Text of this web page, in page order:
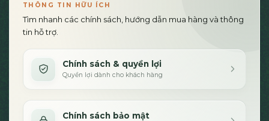
THÔNG TIN HỮU ÍCH
Tìm nhanh các chính sách, hướng dẫn mua hàng và thông
tin hỗ trợ.
Chính sách & quyền lợi
Quyền lợi dành cho khách hàng
Chính sách bảo mật